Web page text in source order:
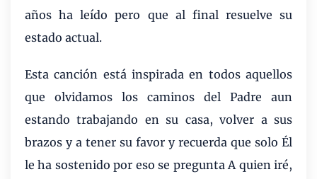
años ha leído pero que al final resuelve su
estado actual.
Esta canción está inspirada en todos aquellos
que olvidamos los caminos del Padre aun
estando trabajando en su casa, volver a sus
brazos y a tener su favor y recuerda que solo Él
le ha sostenido por eso se pregunta A quien iré,